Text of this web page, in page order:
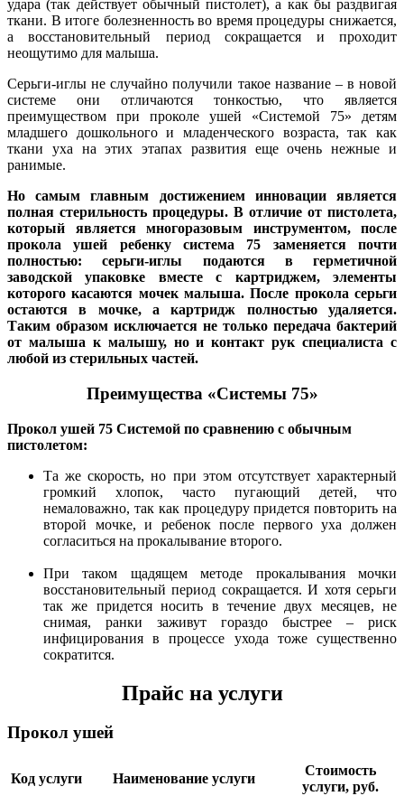
удара (так действует обычный пистолет), а как бы раздвигая
ткани. В итоге болезненность во время процедуры снижается,
а восстановительный период сокращается и проходит
неощутимо для малыша.
Серьги-иглы не случайно получили такое название – в новой
системе они отличаются тонкостью, что является
преимуществом при проколе ушей «Системой 75» детям
младшего дошкольного и младенческого возраста, так как
ткани уха на этих этапах развития еще очень нежные и
ранимые.
Но самым главным достижением инновации является
полная стерильность процедуры. В отличие от пистолета,
который является многоразовым инструментом, после
прокола ушей ребенку система 75 заменяется почти
полностью: серьги-иглы подаются в герметичной
заводской упаковке вместе с картриджем, элементы
которого касаются мочек малыша. После прокола серьги
остаются в мочке, а картридж полностью удаляется.
Таким образом исключается не только передача бактерий
от малыша к малышу, но и контакт рук специалиста с
любой из стерильных частей.
Преимущества «Системы 75»
Прокол ушей 75 Системой по сравнению с обычным
пистолетом:
Та же скорость, но при этом отсутствует характерный
громкий хлопок, часто пугающий детей, что
немаловажно, так как процедуру придется повторить на
второй мочке, и ребенок после первого уха должен
согласиться на прокалывание второго.
При таком щадящем методе прокалывания мочки
восстановительный период сокращается. И хотя серьги
так же придется носить в течение двух месяцев, не
снимая, ранки заживут гораздо быстрее – риск
инфицирования в процессе ухода тоже существенно
сократится.
Прайс на услуги
Прокол ушей
Код услуги Наименование услуги
Стоимость
услуги, руб.